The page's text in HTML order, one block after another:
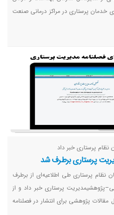
خدمان پرستاری در مراکز درمانی صنعت
پرستاری خبر داد
پرستاری برطرف شد
پرستاری طی اطلاعیه‌ای از برطرف
پرستاری خبر داد و از
مقالات پژوهشی برای انتشار در فصلنامه